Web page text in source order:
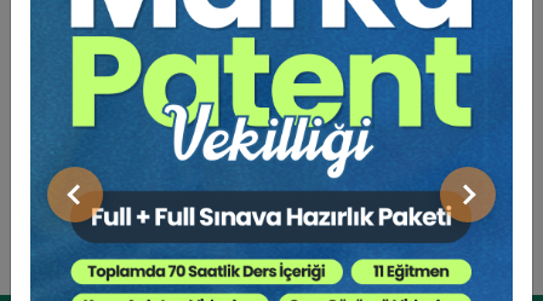
Önceki Sonraki
Sosyal Medya